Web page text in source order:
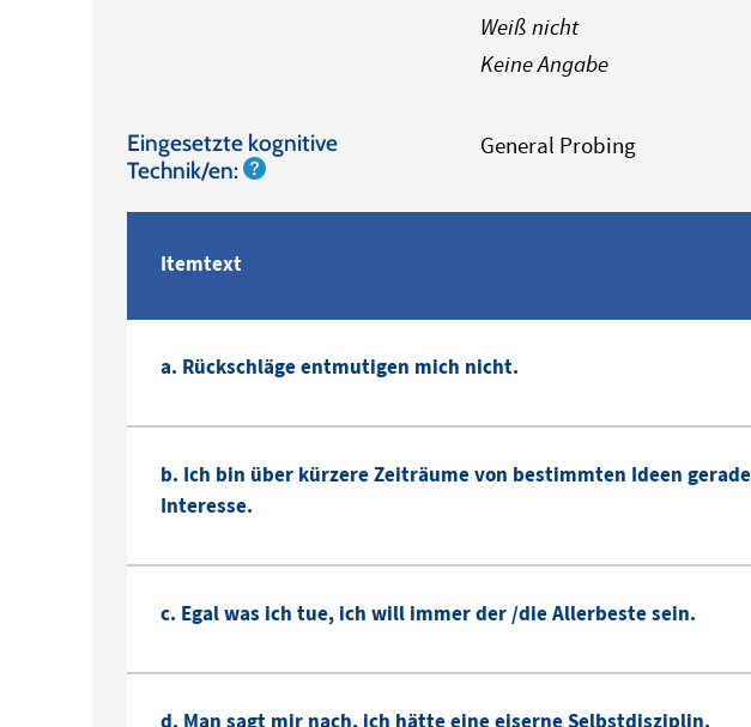
Weiß nicht
Keine Angabe
Eingesetzte kognitive
Technik/en:
General Probing
Itemtext
a. Rückschläge entmutigen mich nicht.
b. Ich bin über kürzere Zeiträume von bestimmten Ideen
Interesse.
c. Egal was ich tue, ich will immer der /die Allerbeste sein.